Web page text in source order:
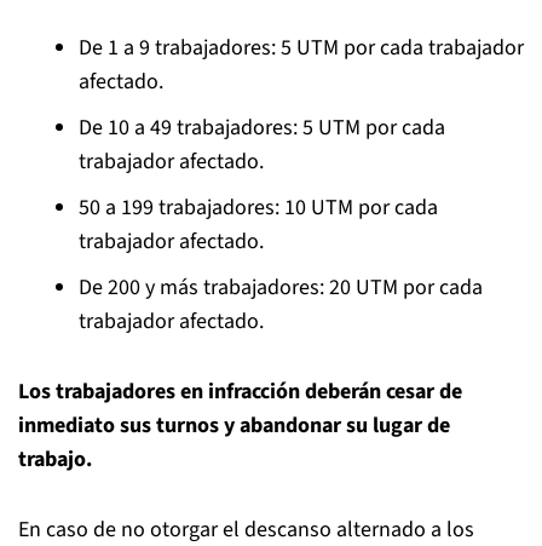
De 1 a 9 trabajadores: 5 UTM por cada trabajador
afectado.
De 10 a 49 trabajadores: 5 UTM por cada
trabajador afectado.
50 a 199 trabajadores: 10 UTM por cada
trabajador afectado.
De 200 y más trabajadores: 20 UTM por cada
trabajador afectado.
Los trabajadores en infracción deberán cesar de
inmediato sus turnos y abandonar su lugar de
trabajo.
En caso de no otorgar el descanso alternado a los